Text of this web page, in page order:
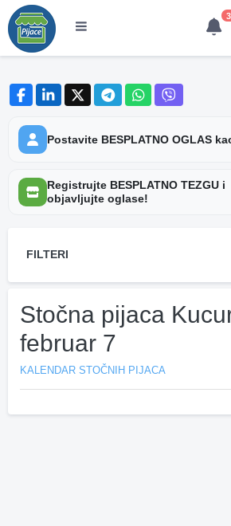
3
Postavite BESPLATNO OGLAS
Registrujte BESPLATNO TEZGU i
objavljujte oglase!
FILTERI
Stočna pijaca
februar 7
KALENDAR STOČNIH PIJACA